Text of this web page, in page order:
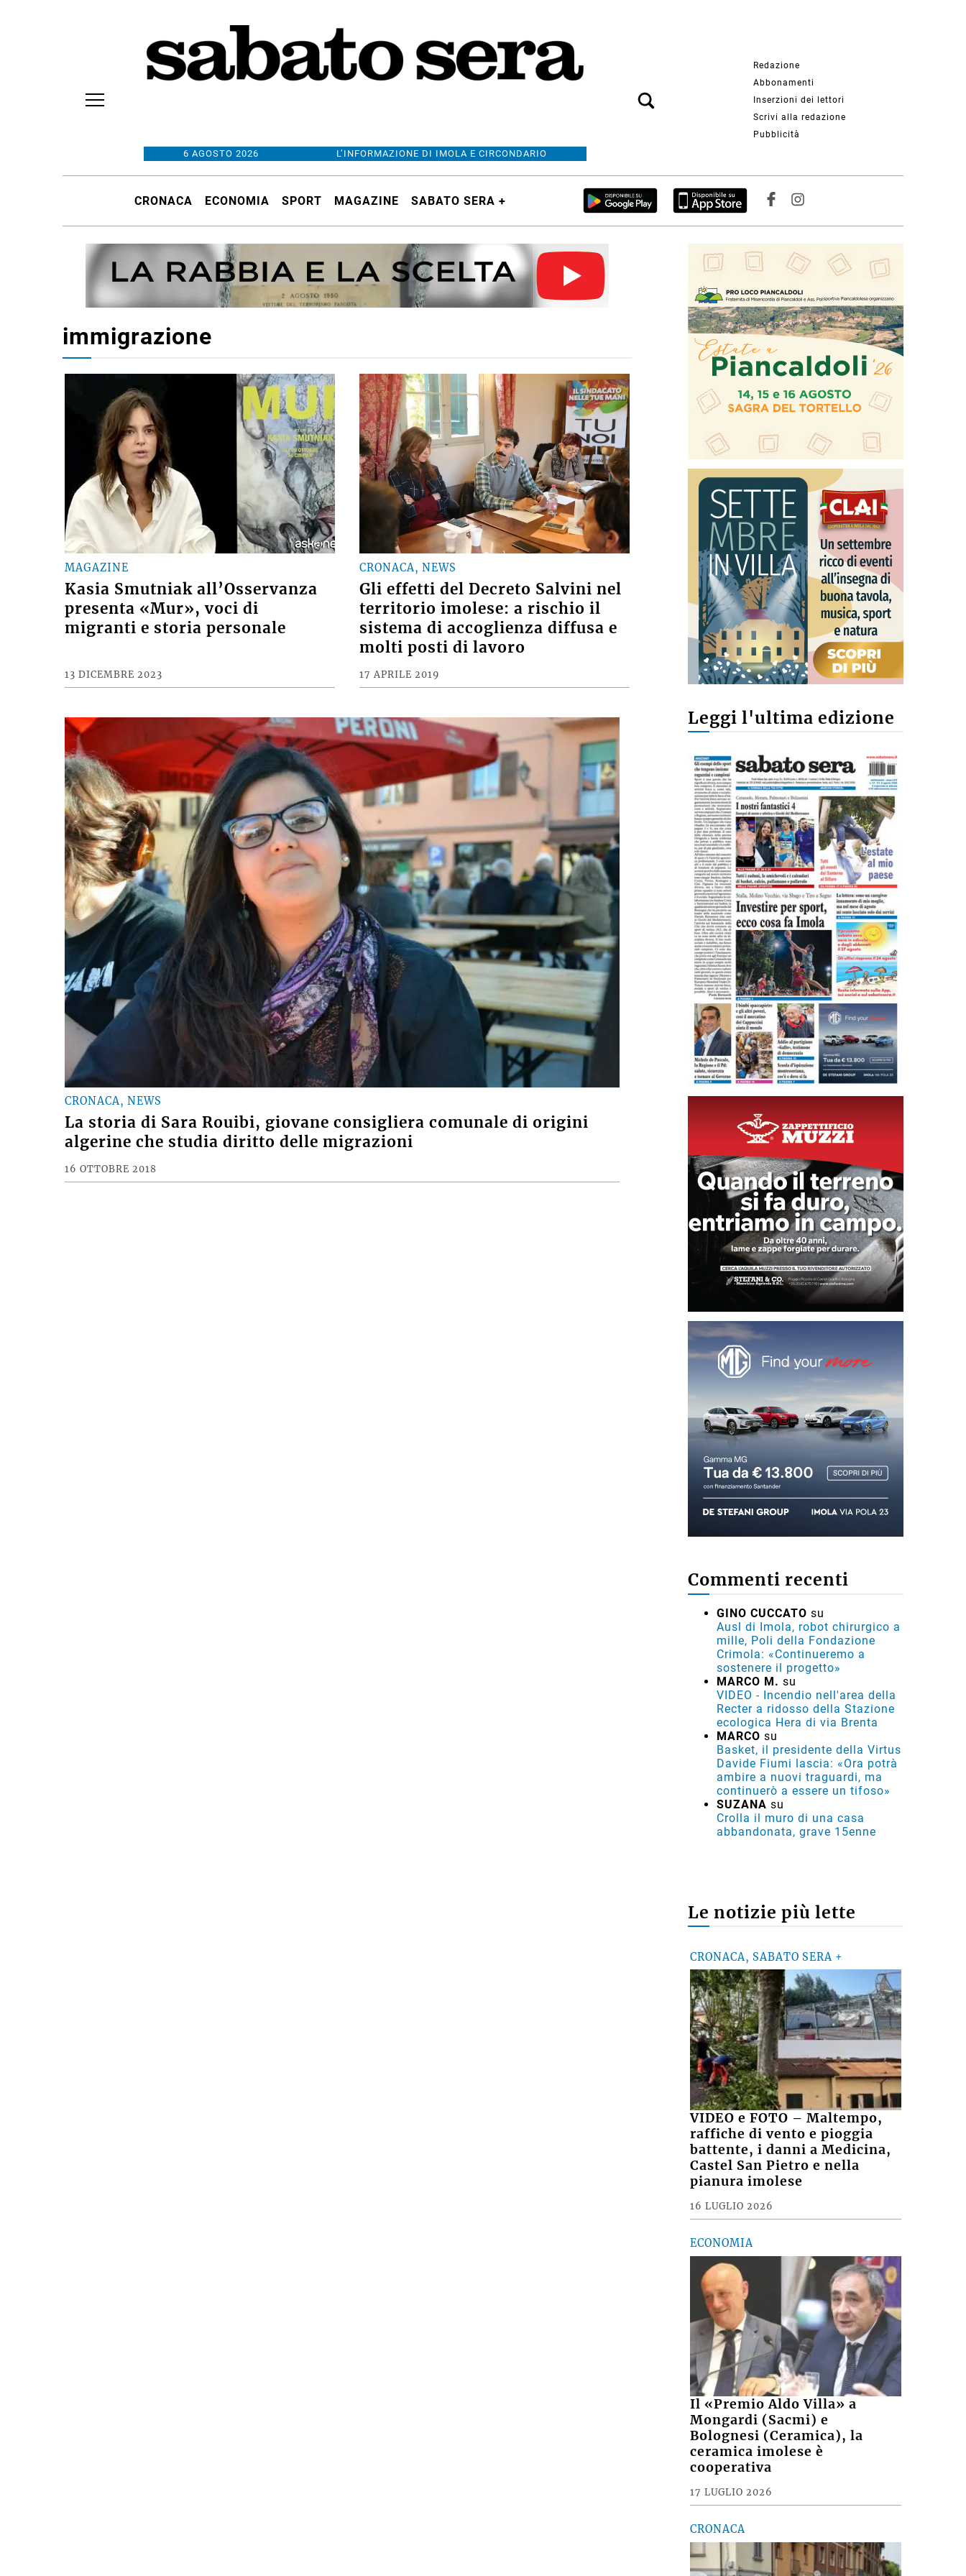
6 AGOSTO 2026 L’INFORMAZIONE DI IMOLA E CIRCONDARIO
Redazione
Abbonamenti
Inserzioni dei lettori
Scrivi alla redazione
Pubblicità
CRONACA ECONOMIA SPORT MAGAZINE SABATO SERA +
immigrazione
MAGAZINE
Kasia Smutniak all’Osservanza
presenta «Mur», voci di
migranti e storia personale
13 DICEMBRE 2023
CRONACA, NEWS
Gli effetti del Decreto Salvini nel
territorio imolese: a rischio il
sistema di accoglienza diffusa e
molti posti di lavoro
17 APRILE 2019
CRONACA, NEWS
La storia di Sara Rouibi, giovane consigliera comunale di origini
algerine che studia diritto delle migrazioni
16 OTTOBRE 2018
Leggi l'ultima edizione
Commenti recenti
GINO CUCCATO su
Ausl di Imola, robot chirurgico a
mille, Poli della Fondazione
Crimola: «Continueremo a
sostenere il progetto»
MARCO M. su
VIDEO - Incendio nell'area della
Recter a ridosso della Stazione
ecologica Hera di via Brenta
MARCO su
Basket, il presidente della Virtus
Davide Fiumi lascia: «Ora potrà
ambire a nuovi traguardi, ma
continuerò a essere un tifoso»
SUZANA su
Crolla il muro di una casa
abbandonata, grave 15enne
Le notizie più lette
CRONACA, SABATO SERA +
VIDEO e FOTO – Maltempo,
raffiche di vento e pioggia
battente, i danni a Medicina,
Castel San Pietro e nella
pianura imolese
16 LUGLIO 2026
ECONOMIA
Il «Premio Aldo Villa» a
Mongardi (Sacmi) e
Bolognesi (Ceramica), la
ceramica imolese è
cooperativa
17 LUGLIO 2026
CRONACA